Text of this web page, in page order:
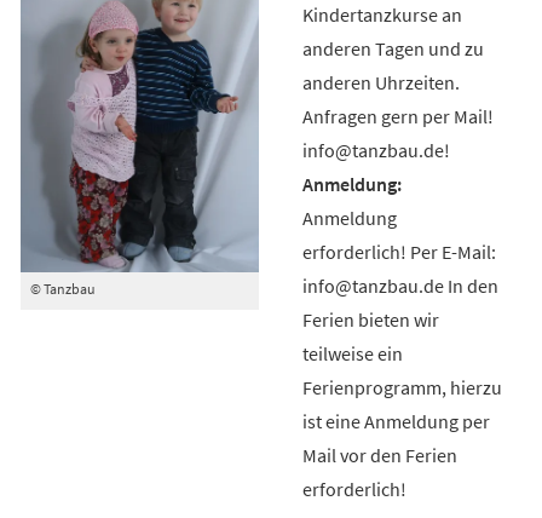
© Tanzbau
Kindertanzkurse an
anderen Tagen und zu
anderen Uhrzeiten.
Anfragen gern per Mail!
info@tanzbau.de!
Anmeldung
erforderlich! Per E-Mail:
info@tanzbau.de In den
Ferien bieten wir
teilweise ein
Ferienprogramm, hierzu
ist eine Anmeldung per
Mail vor den Ferien
erforderlich!